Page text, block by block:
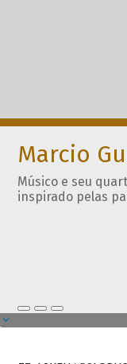
Marcio
Músico e seu
inspirado pelas